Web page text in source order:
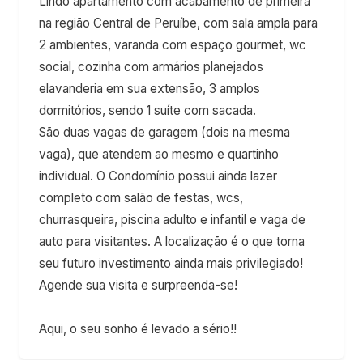
na região Central de Peruíbe, com sala ampla para
2 ambientes, varanda com espaço gourmet, wc
social, cozinha com armários planejados
elavanderia em sua extensão, 3 amplos
dormitórios, sendo 1 suíte com sacada.
São duas vagas de garagem (dois na mesma
vaga), que atendem ao mesmo e quartinho
individual. O Condomínio possui ainda lazer
completo com salão de festas, wcs,
churrasqueira, piscina adulto e infantil e vaga de
auto para visitantes. A localização é o que torna
seu futuro investimento ainda mais privilegiado!
Agende sua visita e surpreenda-se!
Aqui, o seu sonho é levado a sério!!